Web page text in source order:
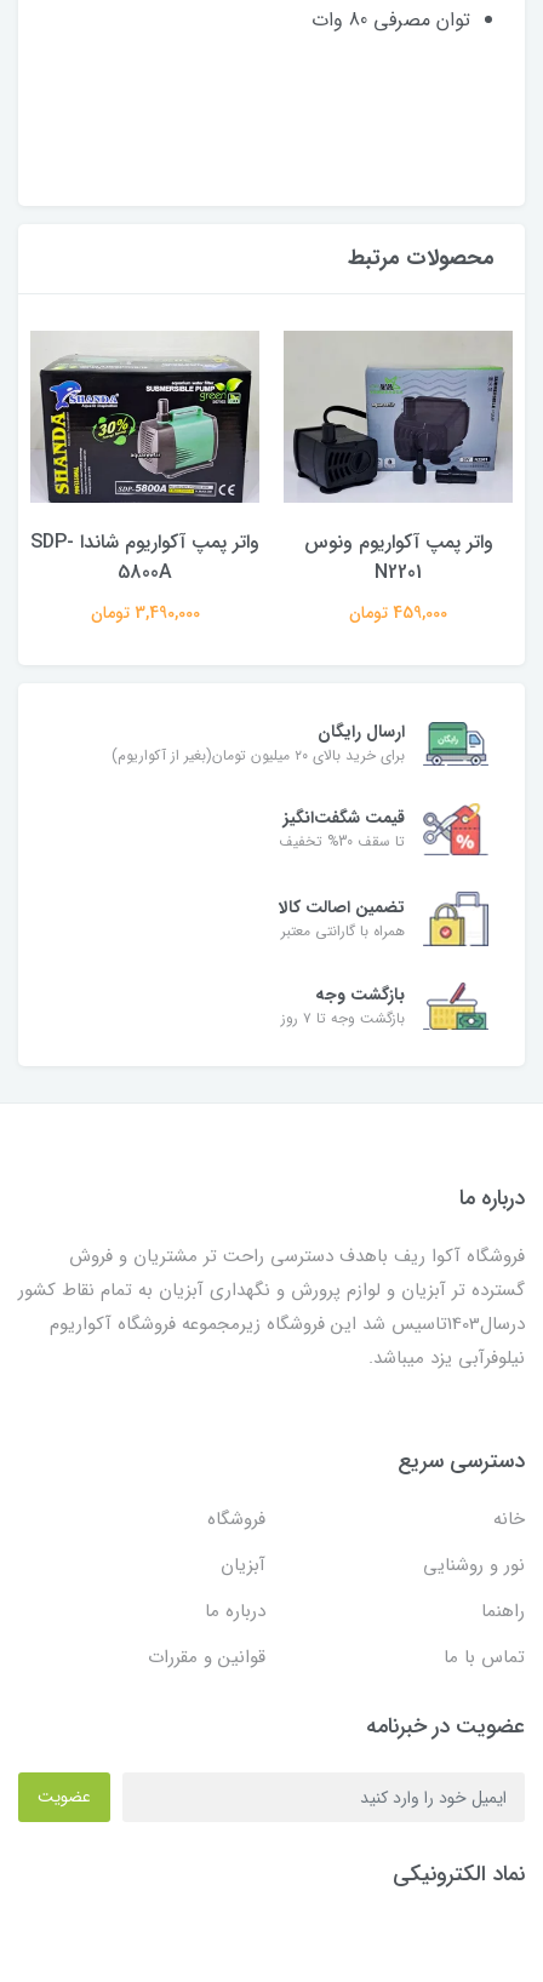
توان مصرفی 80 وات
محصولات مرتبط
واتر پمپ آکواریوم ونوس
N2201
459,000 تومان
واتر پمپ آکواریوم شاندا SDP-
5800A
3,490,000 تومان
ارسال رایگان
برای خرید بالای ۲۰ میلیون تومان(بغیر از آکواریوم)
قیمت شگفت‌انگیز
تا سقف 30% تخفیف
تضمین اصالت کالا
همراه با گارانتی معتبر
بازگشت وجه
بازگشت وجه تا ۷ روز
درباره ما
فروشگاه آکوا ریف باهدف دسترسی راحت تر مشتریان و فروش
گسترده تر آبزیان و لوازم پرورش و نگهداری آبزیان به تمام نقاط کشور
درسال1403تاسیس شد این فروشگاه زیرمجموعه فروشگاه آکواریوم
نیلوفرآبی یزد میباشد.
دسترسی سریع
خانه
فروشگاه
نور و روشنایی
آبزیان
راهنما
درباره ما
تماس با ما
قوانین و مقررات
عضویت در خبرنامه
عضویت
نماد الکترونیکی